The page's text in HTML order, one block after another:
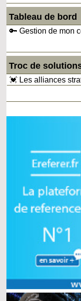
Tableau de bord
🔑 Gestion de mon
Troc de
💓 Les alliances